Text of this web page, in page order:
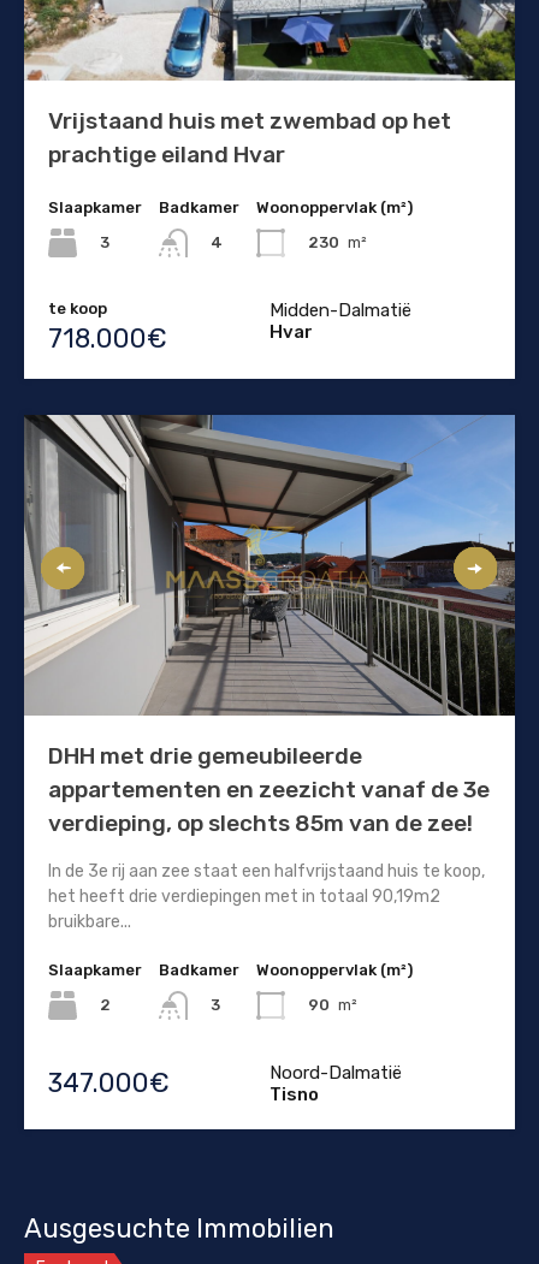
Vrijstaand huis met zwembad op het
prachtige eiland Hvar
Slaapkamer
3
Badkamer
4
Woonoppervlak (m²)
230 m²
te koop
718.000€
Midden-Dalmatië
Hvar
DHH met drie gemeubileerde
appartementen en zeezicht vanaf de 3e
verdieping, op slechts 85m van de zee!
In de 3e rij aan zee staat een halfvrijstaand huis te koop,
het heeft drie verdiepingen met in totaal 90,19m2
bruikbare...
Slaapkamer
2
Badkamer
3
Woonoppervlak (m²)
90 m²
347.000€
Noord-Dalmatië
Tisno
Ausgesuchte Immobilien